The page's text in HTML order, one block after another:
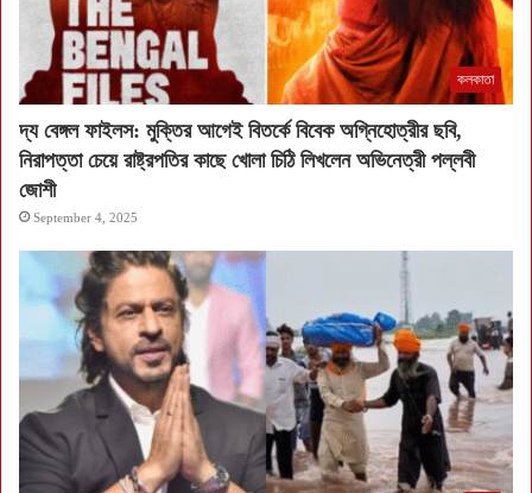
কলকাতা
দ্য বেঙ্গল ফাইলস: মুক্তির আগেই বিতর্কে বিবেক অগ্নিহোত্রীর ছবি,
নিরাপত্তা চেয়ে রাষ্ট্রপতির কাছে খোলা চিঠি লিখলেন অভিনেত্রী পল্লবী
জোশী
September 4, 2025